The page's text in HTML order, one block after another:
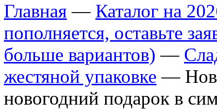
Главная — Каталог на
пополняется, оставьте
больше вариантов) —
жестяной упаковке —
новогодний подарок в